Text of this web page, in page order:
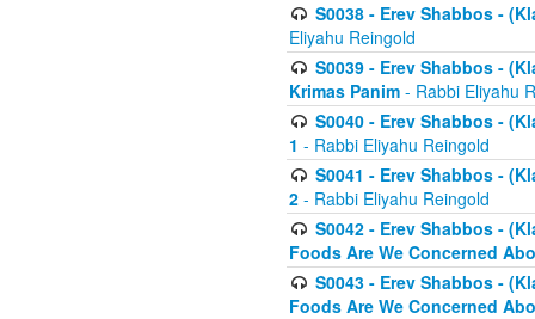
S0038 - Erev Shabbos -
Eliyahu Reingold
S0039 - Erev Shabbos -
Krimas Panim - Rabbi Eliyahu
S0040 - Erev Shabbos -
1 - Rabbi Eliyahu Reingold
S0041 - Erev Shabbos -
2 - Rabbi Eliyahu Reingold
S0042 - Erev Shabbos -
Foods Are We Concerned
S0043 - Erev Shabbos -
Foods Are We Concerned